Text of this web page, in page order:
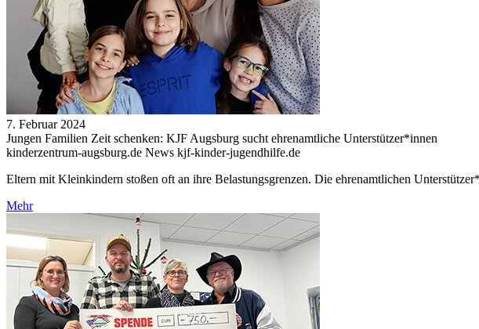
7. Februar 2024
Jungen Familien Zeit schenken: KJF Augsburg sucht ehrenamtliche Unterstützer*innen
kinderzentrum-augsburg.de News kjf-kinder-jugendhilfe.de
Eltern mit Kleinkindern stoßen oft an ihre Belastungsgrenzen. Die ehrenamtlichen
Mehr